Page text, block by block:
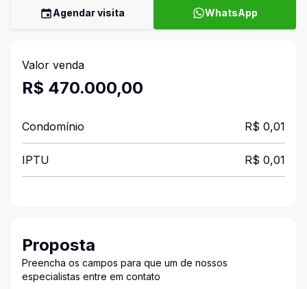
Agendar visita WhatsApp
Valor venda
R$ 470.000,00
Condomínio R$ 0,01
IPTU R$ 0,01
Proposta
Preencha os campos para que um de nossos
especialistas entre em contato